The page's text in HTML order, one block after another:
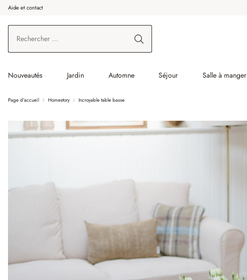
au contenu principal
Aller à la recherche
Aller à la navigation principale
Aide et contact
Nouveautés Jardin Automne Séjour Salle à manger
Page d'accueil Homestory Incroyable table basse